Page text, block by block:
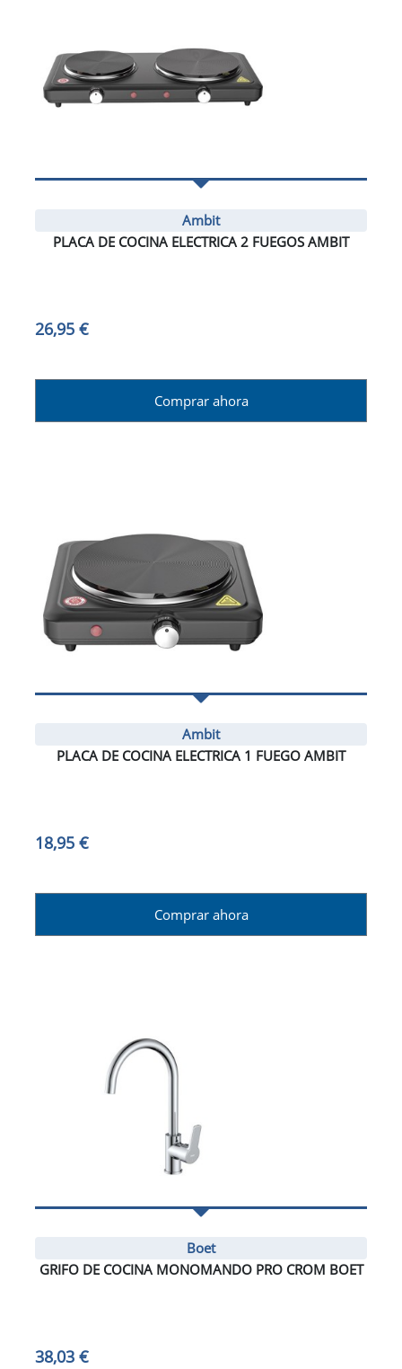
Ambit
PLACA DE COCINA ELECTRICA 2 FUEGOS AMBIT
26,95 €
Comprar ahora
Ambit
PLACA DE COCINA ELECTRICA 1 FUEGO AMBIT
18,95 €
Comprar ahora
Boet
GRIFO DE COCINA MONOMANDO PRO CROM BOET
38,03 €